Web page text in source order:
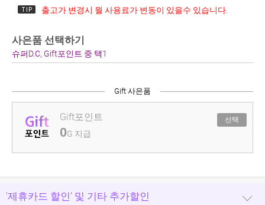
출고가 변경시 월 사용료가 변동이 있을수 있습니다.
사은품 선택하기
슈퍼D.C, Gift포인트 중 택1
Gift 사은품
Gift포인트
0G 지급
선택
'제휴카드 할인' 및 기타 추가할인